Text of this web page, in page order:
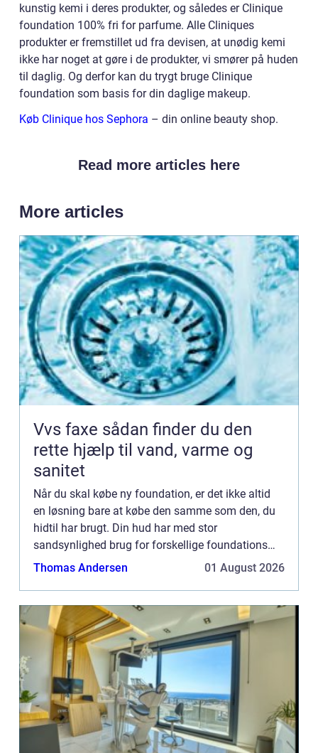
kunstig kemi i deres produkter, og således er Clinique
foundation 100% fri for parfume. Alle Cliniques
produkter er fremstillet ud fra devisen, at unødig kemi
ikke har noget at gøre i de produkter, vi smører på huden
til daglig. Og derfor kan du trygt bruge Clinique
foundation som basis for din daglige makeup.
Køb Clinique hos Sephora – din online beauty shop.
Read more articles here
More articles
Vvs faxe sådan finder du den
rette hjælp til vand, varme og
sanitet
Når du skal købe ny foundation, er det ikke altid
en løsning bare at købe den samme som den, du
hidtil har brugt. Din hud har med stor
sandsynlighed brug for forskellige foundations
afhængig af årstiden. De fles...
Thomas Andersen 01 August 2026